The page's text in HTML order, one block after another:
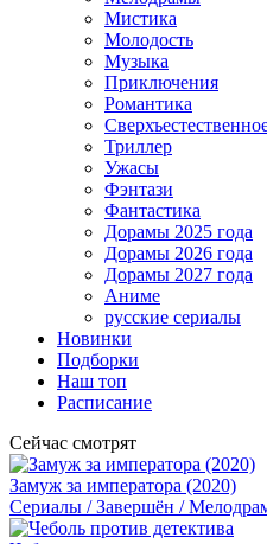
Мистика
Молодость
Музыка
Приключения
Романтика
Триллер
Ужасы
Фэнтази
Фантастика
Дорамы 2025 года
Дорамы 2026 года
Дорамы 2027 года
Аниме
русские сериалы
Новинки
Подборки
Наш топ
Расписание
Сейчас смотрят
Замуж за императора (2020)
Сериалы / Завершён /